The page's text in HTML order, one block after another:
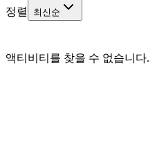
정렬 최신순
액티비티를 찾을 수 없습니다.